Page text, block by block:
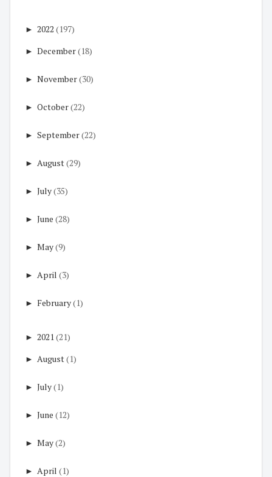
► 2022 (197)
► December(18)
► November(30)
► October(22)
► September(22)
► August(29)
► July(35)
► June (28)
► May(9)
► April (3)
► February(1)
► 2021(21)
► August(1)
► July(1)
► June (12)
► May(2)
► April (1)